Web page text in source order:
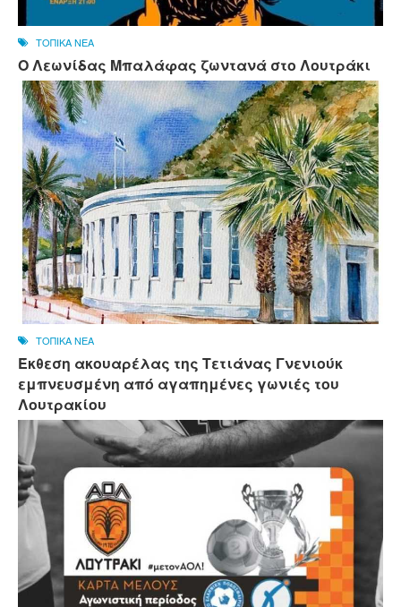
ΤΟΠΙΚΑ ΝΕΑ
Ο Λεωνίδας Μπαλάφας ζωντανά στο Λουτράκι
ΤΟΠΙΚΑ ΝΕΑ
Έκθεση ακουαρέλας της Τετιάνας Γνενιούκ
εμπνευσμένη από αγαπημένες γωνιές του
Λουτρακίου